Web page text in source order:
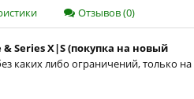
Отзывов (0)
Series X|S (покупка на новый
каких либо ограничений, только на